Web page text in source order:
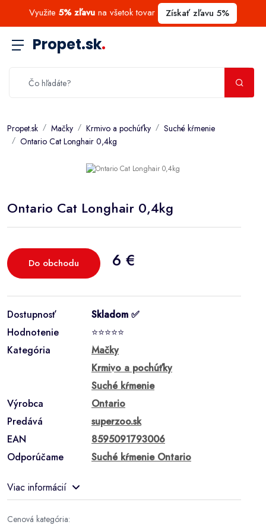
Využite 5% zľavu na všetok tovar Získať zľavu 5%
Propet.sk.
Propet.sk Mačky Krmivo a pochúťky
Suché kŕmenie
Ontario Cat Longhair 0,4kg
Ontario Cat Longhair 0,4kg
Do obchodu 6 €
Dostupnosť
Skladom ✅
Hodnotenie
⭐⭐⭐⭐⭐
Kategória
Mačky
Krmivo a pochúťky
Suché kŕmenie
Výrobca
Ontario
Predává
superzoo.sk
EAN
8595091793006
Odporúčame
Suché kŕmenie Ontario
Viac informácií
Cenová kategória: